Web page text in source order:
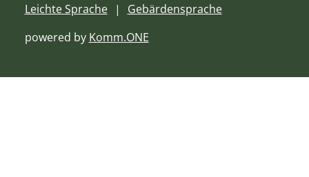
Leichte Sprache
Gebärdensprache
powered by Komm.ONE